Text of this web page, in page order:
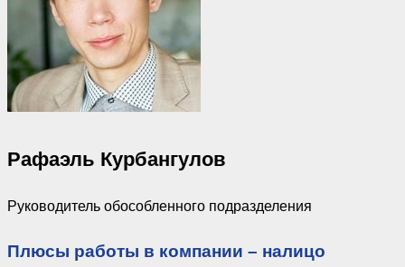
Рафаэль Курбангулов
Руководитель обособленного подразделения
Плюсы работы в компании – налицо